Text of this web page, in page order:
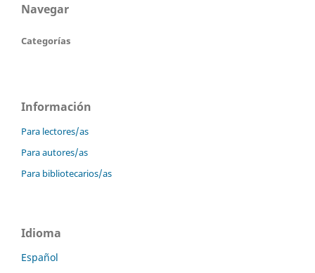
Navegar
Categorías
Información
Para lectores/as
Para autores/as
Para bibliotecarios/as
Idioma
Español